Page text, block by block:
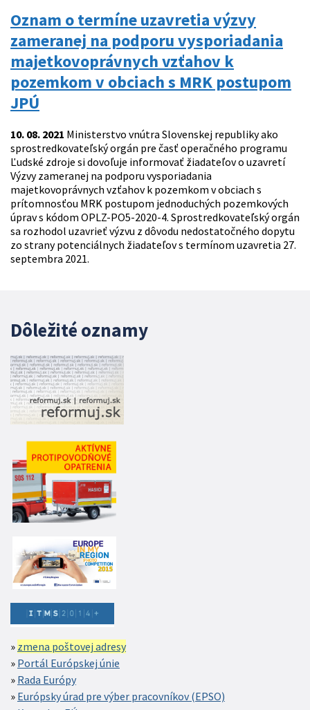
Oznam o termíne uzavretia výzvy
zameranej na podporu vysporiadania
majetkovoprávnych vzťahov k
pozemkom v obciach s MRK postupom
JPÚ
10. 08. 2021 Ministerstvo vnútra Slovenskej republiky ako
sprostredkovateľský orgán pre časť operačného programu
Ľudské zdroje si dovoľuje informovať žiadateľov o uzavretí
Výzvy zameranej na podporu vysporiadania
majetkovoprávnych vzťahov k pozemkom v obciach s
prítomnosťou MRK postupom jednoduchých pozemkových
úprav s kódom OPLZ-PO5-2020-4. Sprostredkovateľský orgán
sa rozhodol uzavrieť výzvu z dôvodu nedostatočného dopytu
zo strany potenciálnych žiadateľov s termínom uzavretia 27.
septembra 2021.
Dôležité oznamy
zmena poštovej adresy
Portál Európskej únie
Rada Európy
Európsky úrad pre výber pracovníkov (EPSO)